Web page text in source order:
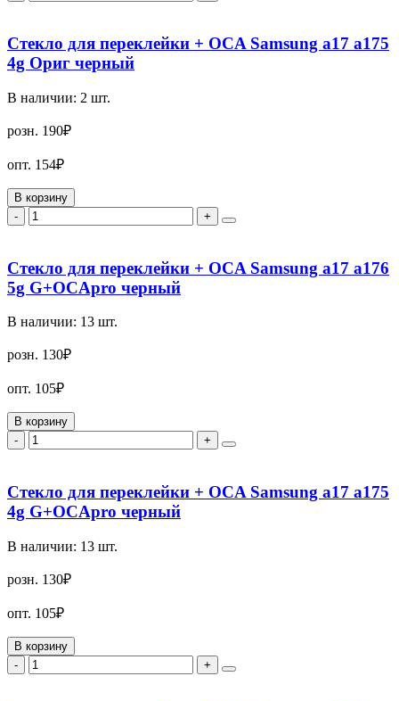
Стекло для переклейки + OCA Samsung a17 a175
4g Ориг черный
В наличии: 2 шт.
розн. 190₽
опт. 154₽
В корзину
-
+
Стекло для переклейки + OCA Samsung a17 a176
5g G+OCApro черный
В наличии: 13 шт.
розн. 130₽
опт. 105₽
В корзину
-
+
Стекло для переклейки + OCA Samsung a17 a175
4g G+OCApro черный
В наличии: 13 шт.
розн. 130₽
опт. 105₽
В корзину
-
+